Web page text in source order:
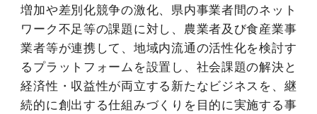
増加や差別化競争の激化、県内事業者間のネット
ワーク不足等の課題に対し、農業者及び食産業事
業者等が連携して、地域内流通の活性化を検討す
るプラットフォームを設置し、社会課題の解決と
経済性・収益性が両立する新たなビジネスを、継
続的に創出する仕組みづくりを目的に実施する事